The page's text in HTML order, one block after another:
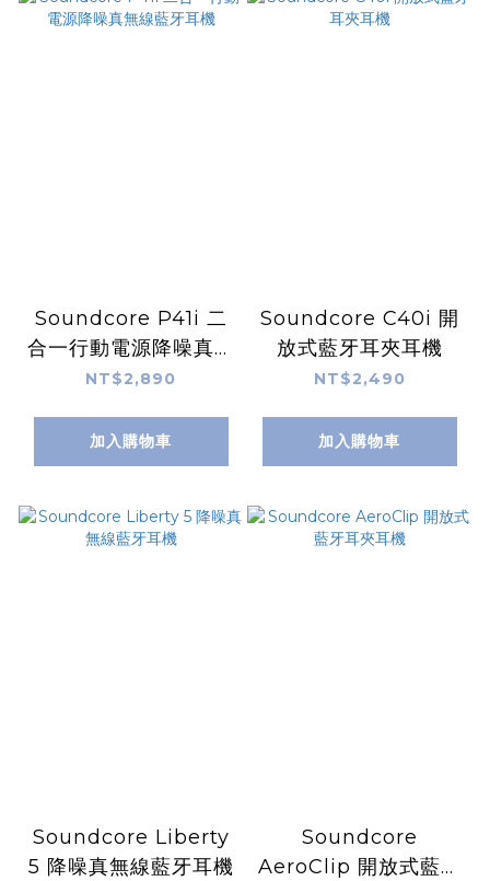
Soundcore P41i 二
合一行動電源降噪真無
線藍牙耳機
NT$2,890
加入購物車
Soundcore C40i 開
放式藍牙耳夾耳機
NT$2,490
加入購物車
Soundcore Liberty
5 降噪真無線藍牙耳機
Soundcore
AeroClip 開放式藍牙